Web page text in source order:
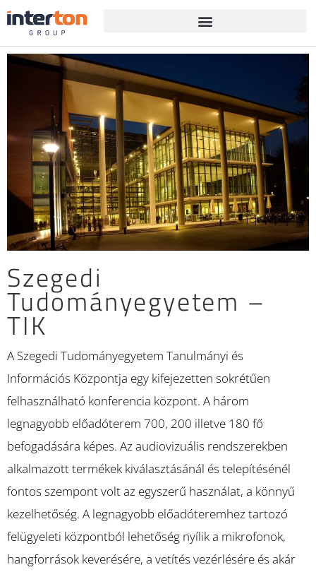
Szegedi
Tudományegyetem –
TIK
A Szegedi Tudományegyetem Tanulmányi és
Információs Központja egy kifejezetten sokrétűen
felhasználható konferencia központ. A három
legnagyobb előadóterem 700, 200 illetve 180 fő
befogadására képes. Az audiovizuális rendszerekben
alkalmazott termékek kiválasztásánál és telepítésénél
fontos szempont volt az egyszerű használat, a könnyű
kezelhetőség. A legnagyobb előadóteremhez tartozó
felügyeleti központból lehetőség nyílik a mikrofonok,
hangforrások keverésére, a vetítés vezérlésére és akár